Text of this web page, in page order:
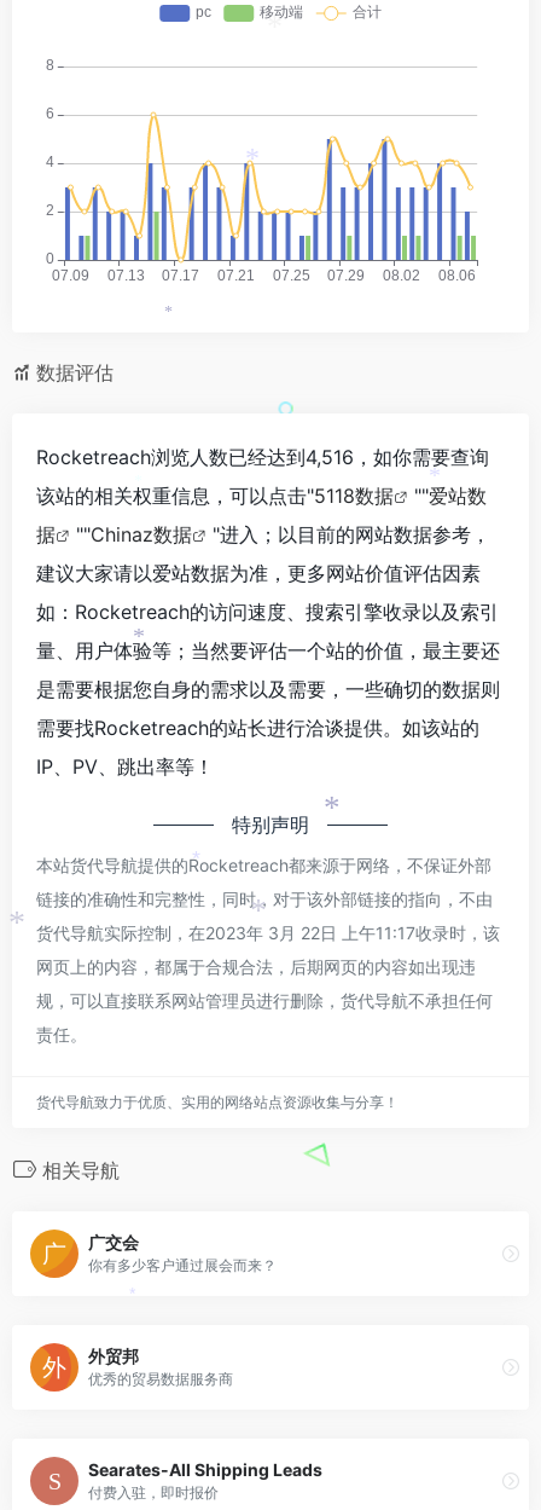
数据评估
Rocketreach浏览人数已经达到4,516，如你需要查询
该站的相关权重信息，可以点击"5118数据 ""爱站数
据
""Chinaz数据
"进入；以目前的网站数据参考，
建议大家请以爱站数据为准，更多网站价值评估因素
如：Rocketreach的访问速度、搜索引擎收录以及索引
量、用户体验等；当然要评估一个站的价值，最主要还
是需要根据您自身的需求以及需要，一些确切的数据则
需要找Rocketreach的站长进行洽谈提供。如该站的
IP、PV、跳出率等！
特别声明
本站货代导航提供的Rocketreach都来源于网络，不保证外部
链接的准确性和完整性，同时，对于该外部链接的指向，不由
货代导航实际控制，在2023年 3月 22日 上午11:17收录时，该
网页上的内容，都属于合规合法，后期网页的内容如出现违
规，可以直接联系网站管理员进行删除，货代导航不承担任何
责任。
货代导航致力于优质、实用的网络站点资源收集与分享！
相关导航
广交会
你有多少客户通过展会而来？
外贸邦
优秀的贸易数据服务商
Searates-All Shipping Leads
付费入驻，即时报价
*
*
*
*
*
*
*